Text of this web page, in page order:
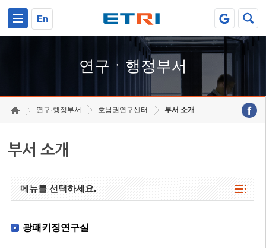
En
연구ㆍ행정부서
연구·행정부서 호남권연구센터 부서 소개
부서 소개
메뉴를 선택하세요.
광패키징연구실